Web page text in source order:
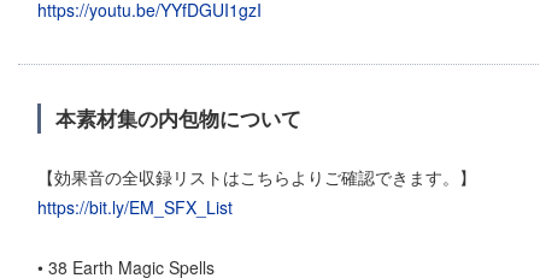
https://youtu.be/YYfDGUI1gzI
本素材集の内包物について
【効果音の全収録リストはこちらよりご確認できます。】
https://bit.ly/EM_SFX_List
• 38 Earth Magic Spells